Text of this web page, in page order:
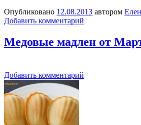
Опубликовано 12.08.2013 автором
Добавить комментарий
Медовые мадлен от
Добавить комментарий